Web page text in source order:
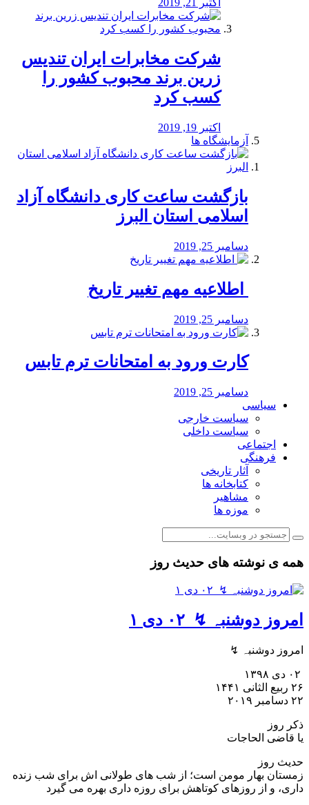
اکتبر 21, 2019
شرکت مخابرات ایران تندیس
زرین برند محبوب کشور را
کسب کرد
اکتبر 19, 2019
آزمایشگاه ها
بازگشت ساعت کاری دانشگاه آزاد
اسلامی استان البرز
دسامبر 25, 2019
️ اطلاعیه مهم تغییر تاریخ
دسامبر 25, 2019
کارت ورود به امتحانات ترم تابس
دسامبر 25, 2019
سیاسی
سیاست خارجی
سیاست داخلی
اجتماعی
فرهنگی
آثار تاریخی
کتابخانه ها
مشاهیر
موزه ها
همه ی نوشته های حدیث روز
امروز دوشنبہ ↯ ️ ٠٢ دی ١
امروز دوشنبہ ↯
٢۶ ربیع الثانی ١۴۴١
٢٢ دسامبر ۲۰۱۹
ذکر روز
یا قاضی الحاجات
حدیث روز
زمستان بهار مومن است؛ از شب های طولانی اش برای شب زنده
داری، و از روزهای کوتاهش برای روزه داری بهره می گیرد